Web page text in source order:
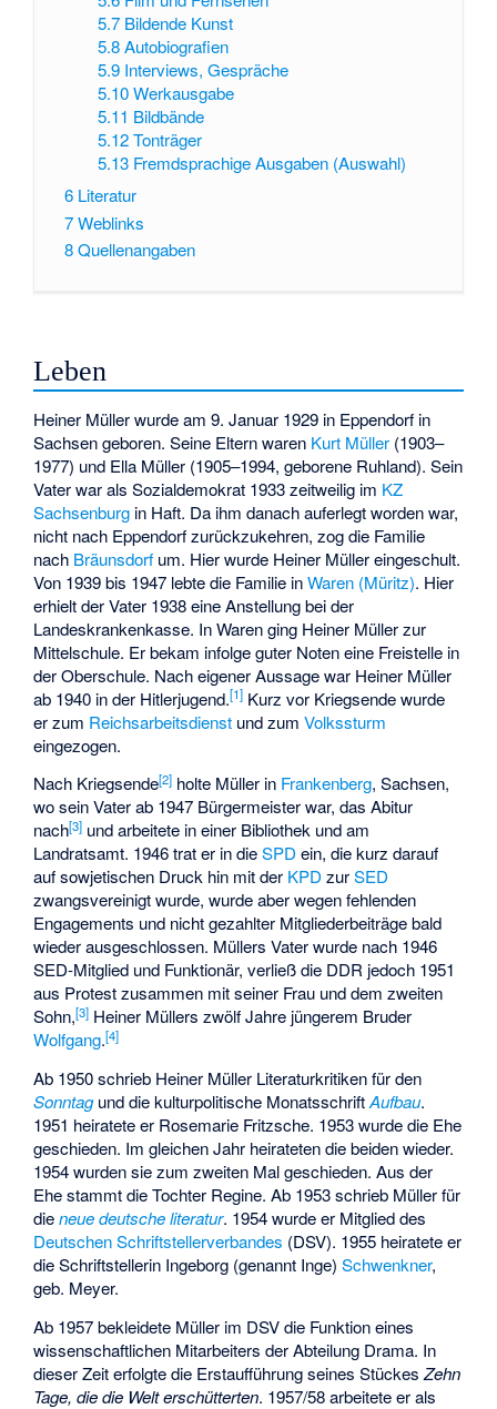
5.7 Bildende Kunst
5.8 Autobiografien
5.9 Interviews, Gespräche
5.10 Werkausgabe
5.11 Bildbände
5.12 Tonträger
5.13 Fremdsprachige Ausgaben (Auswahl)
6 Literatur
7Weblinks
8Quellenangaben
Leben
Heiner Müller wurde am 9. Januar 1929 in Eppendorf in
Sachsen geboren. Seine Eltern waren Kurt Müller (1903–
1977) und Ella Müller (1905–1994, geborene Ruhland). Sein
Vater war als Sozialdemokrat 1933 zeitweilig im KZ
Sachsenburg in Haft. Da ihm danach auferlegt worden war,
nicht nach Eppendorf zurückzukehren, zog die Familie
nach Bräunsdorf um. Hier wurde Heiner Müller eingeschult.
Von 1939 bis 1947 lebte die Familie inWaren (Müritz). Hier
erhielt der Vater 1938 eine Anstellung bei der
Landeskrankenkasse. In Waren ging Heiner Müller zur
Mittelschule. Er bekam infolge guter Noten eine Freistelle in
der Oberschule. Nach eigener Aussage war Heiner Müller
ab 1940 in der Hitlerjugend.[1] Kurz vor Kriegsende wurde
er zum Reichsarbeitsdienst und zumVolkssturm
eingezogen.
Nach Kriegsende[2] holte Müller in Frankenberg, Sachsen,
wo sein Vater ab 1947 Bürgermeister war, das Abitur
nach[3] und arbeitete in einer Bibliothek und am
Landratsamt. 1946 trat er in dieSPD ein, die kurz darauf
auf sowjetischen Druck hin mit der KPD zurSED
zwangsvereinigt wurde, wurde aber wegen fehlenden
Engagements und nicht gezahlter Mitgliederbeiträge bald
wieder ausgeschlossen. Müllers Vater wurde nach 1946
SED-Mitglied und Funktionär, verließ die DDR jedoch 1951
aus Protest zusammen mit seiner Frau und dem zweiten
Sohn,[3] Heiner Müllers zwölf Jahre jüngerem Bruder
Wolfgang.[4]
Ab 1950 schrieb Heiner Müller Literaturkritiken für den
Sonntagund die kulturpolitische MonatsschriftAufbau.
1951 heiratete er Rosemarie Fritzsche. 1953 wurde die Ehe
geschieden. Im gleichen Jahr heirateten die beiden wieder.
1954 wurden sie zum zweiten Mal geschieden. Aus der
Ehe stammt die Tochter Regine. Ab 1953 schrieb Müller für
dieneue deutsche literatur. 1954 wurde er Mitglied des
Deutschen Schriftstellerverbandes (DSV). 1955 heiratete er
die Schriftstellerin Ingeborg (genannt Inge)Schwenkner,
geb. Meyer.
Ab 1957 bekleidete Müller im DSV die Funktion eines
wissenschaftlichen Mitarbeiters der Abteilung Drama. In
dieser Zeit erfolgte die Erstaufführung seines StückesZehn
Tage, die die Welt erschütterten. 1957/58 arbeitete er als